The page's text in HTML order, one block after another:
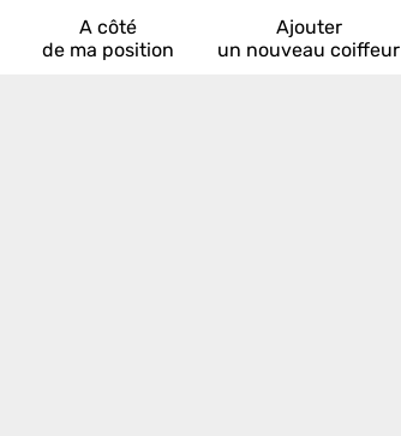
A côté
de ma position
Ajouter
un nouveau coiffeur